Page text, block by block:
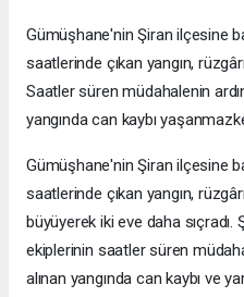
Gümüşhane'nin Şiran ilçesine
saatlerinde çıkan yangın,
Saatler süren müdahalenin
yangında can kaybı
Gümüşhane'nin Şiran ilçesine
saatlerinde çıkan yangın,
büyüyerek iki eve daha
ekiplerinin saatler süren
alınan yangında can kaybı ve